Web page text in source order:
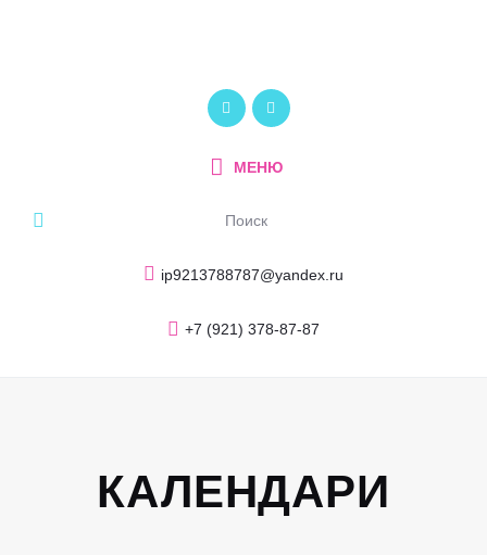
МЕНЮ
ip9213788787@yandex.ru
+7 (921) 378-87-87
КАЛЕНДАРИ
ПОЛИКОМ
Рекламно-производственный центр
Услуги и продукция